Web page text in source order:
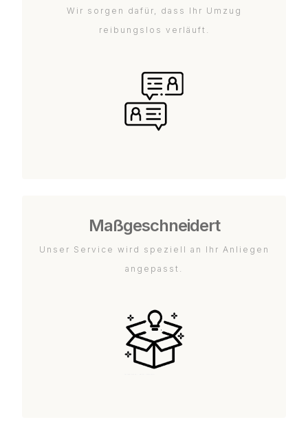
Wir sorgen dafür, dass Ihr Umzug
reibungslos verläuft.
Maßgeschneidert
Unser Service wird speziell an Ihr Anliegen
angepasst.